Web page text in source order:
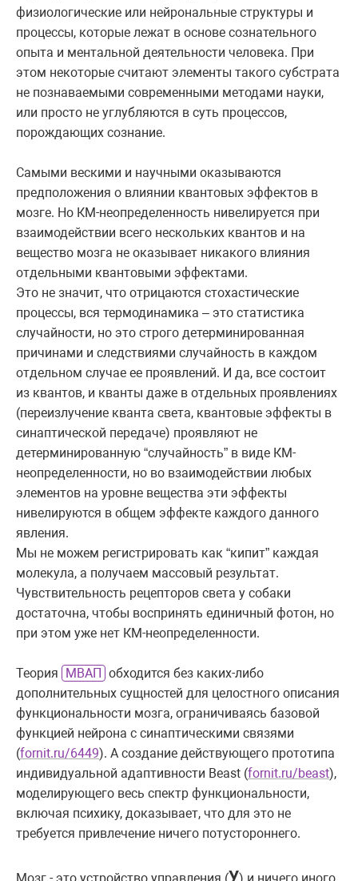
физиологические или нейрональные структуры и
процессы, которые лежат в основе сознательного
опыта и ментальной деятельности человека. При
этом некоторые считают элементы такого субстрата
не познаваемыми современными методами науки,
или просто не углубляются в суть процессов,
порождающих сознание.
Самыми вескими и научными оказываются
предположения о влиянии квантовых эффектов в
мозге. Но КМ-неопределенность нивелируется при
взаимодействии всего нескольких квантов и на
вещество мозга не оказывает никакого влияния
отдельными квантовыми эффектами.
Это не значит, что отрицаются стохастические
процессы, вся термодинамика – это статистика
случайности, но это строго детерминированная
причинами и следствиями случайность в каждом
отдельном случае ее проявлений. И да, все состоит
из квантов, и кванты даже в отдельных проявлениях
(переизлучение кванта света, квантовые эффекты в
синаптической передаче) проявляют не
детерминированную “случайность” в виде КМ-
неопределенности, но во взаимодействии любых
элементов на уровне вещества эти эффекты
нивелируются в общем эффекте каждого данного
явления.
Мы не можем регистрировать как “кипит” каждая
молекула, а получаем массовый результат.
Чувствительность рецепторов света у собаки
достаточна, чтобы воспринять единичный фотон, но
при этом уже нет КМ-неопределенности.
Теория МВАП обходится без каких-либо
дополнительных сущностей для целостного описания
функциональности мозга, ограничиваясь базовой
функцией нейрона с синаптическими связями
(fornit.ru/6449). А создание действующего прототипа
индивидуальной адаптивности Beast (fornit.ru/beast),
моделирующего весь спектр функциональности,
включая психику, доказывает, что для это не
требуется привлечение ничего потустороннего.
У